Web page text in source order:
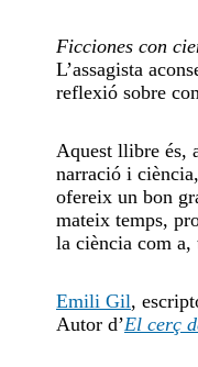
Ficciones con
L’assagista
reflexió sobre
Aquest llibre és,
narració i
ofereix un bon
mateix temps,
la ciència com a,
Emili Gil,
Autor d’El cerç